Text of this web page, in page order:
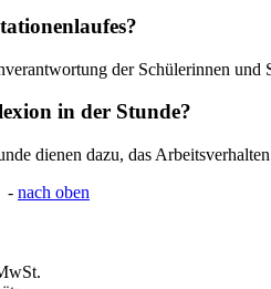
der Schülerinnen
in der Stunde?
dienen dazu, das
- nach oben